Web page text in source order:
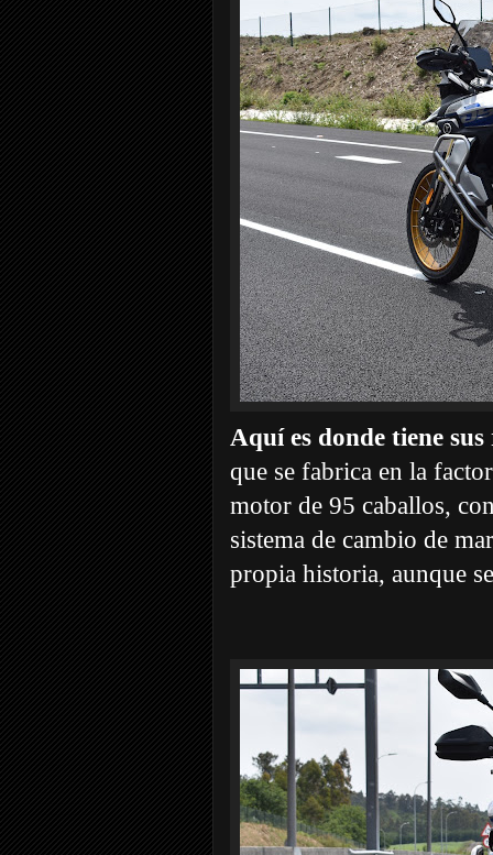
Aquí es donde tiene
que se fabrica en la
motor de 95 caballos,
sistema de cambio de
propia historia, aunque